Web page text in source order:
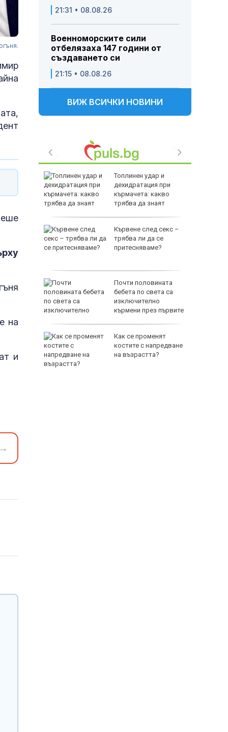
на
и
21:31 • 08.08.26
Военноморските сили
отбелязаха 147 години от
създаването си
21:15 • 08.08.26
ВИЖ ВСИЧКИ НОВИНИ
В
Топлинен удар и
дехидратация при
кърмачета: какво
трябва да знаят
Кървене след секс –
трябва ли да се
притесняваме?
Почти половината
бебета по света са
изключително
кърмени през първите
Как се променят
костите с напредване
на възрастта?